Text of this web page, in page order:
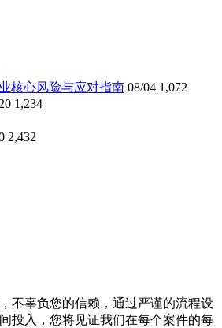
核心风险与应对指南 08/04 1,072
1,234
2,432
不辜负您的信赖，通过严谨的流程设
投入，您将见证我们在每个案件的每